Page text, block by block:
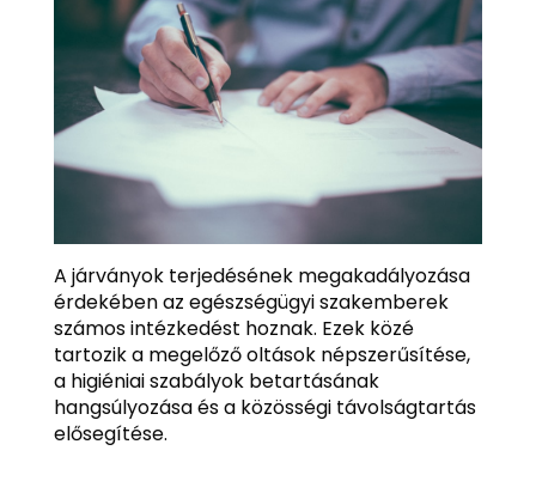
A járványok terjedésének megakadályozása
érdekében az egészségügyi szakemberek
számos intézkedést hoznak. Ezek közé
tartozik a megelőző oltások népszerűsítése,
a higiéniai szabályok betartásának
hangsúlyozása és a közösségi távolságtartás
elősegítése.